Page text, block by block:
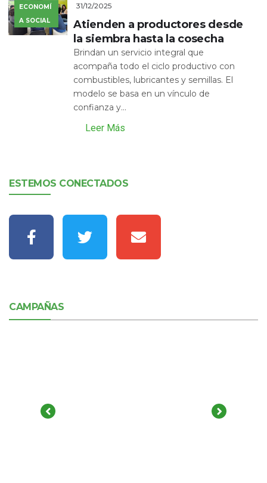
ECONOMÍ
A SOCIAL
31/12/2025
Atienden a productores desde
la siembra hasta la cosecha
Brindan un servicio integral que
acompaña todo el ciclo productivo con
combustibles, lubricantes y semillas. El
modelo se basa en un vínculo de
confianza y...
Leer Más
ESTEMOS CONECTADOS
CAMPAÑAS